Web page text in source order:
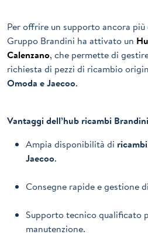
Per offrire un supporto ancora
Gruppo Brandini ha attivato un
Calenzano, che permette di
richiesta di pezzi di ricambio
Omoda e Jaecoo.
Vantaggi dell’hub ricambi
Ampia disponibilità di
Jaecoo.
Consegne rapide e gestione
Supporto tecnico qualificato
manutenzione.